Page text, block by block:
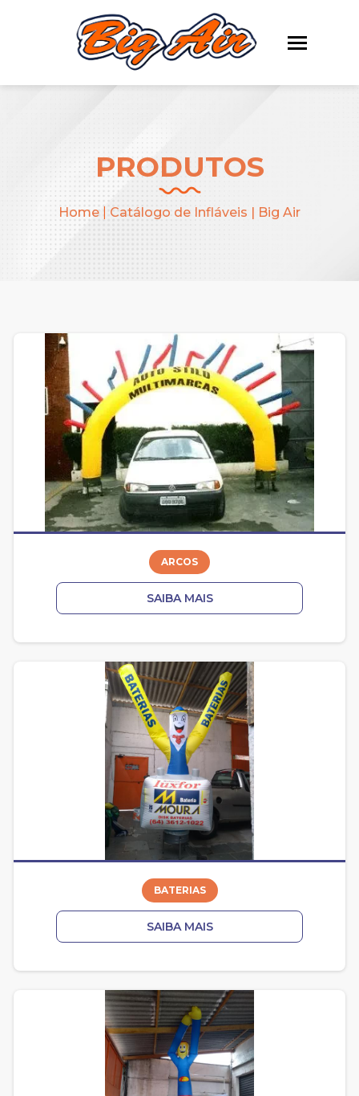
PRODUTOS
Home Catálogo de Infláveis | Big Air
ARCOS
SAIBA MAIS
BATERIAS
SAIBA MAIS